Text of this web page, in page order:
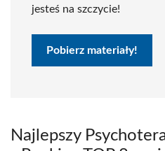
jesteś na szczycie!
Pobierz materiały!
Najlepszy